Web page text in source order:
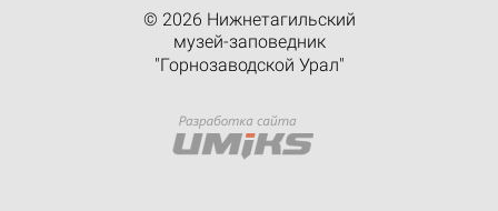
© 2026 Нижнетагильский
музей-заповедник
"Горнозаводской Урал"